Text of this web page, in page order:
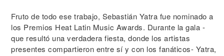
Fruto de todo ese trabajo, Sebastián Yatra fue nominado a
los Premios Heat Latin Music Awards. Durante la gala -
que resultó una verdadera fiesta, donde los artistas
presentes compartieron entre sí y con los fanáticos- Yatra,